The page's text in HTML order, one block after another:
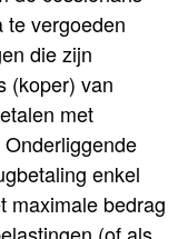
te vergoeden
die zijn
(koper) van
met
enkel
maximale bedrag